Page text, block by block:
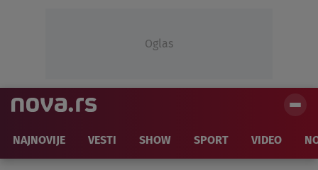
Oglas
NAJNOVIJE VESTI SHOW SPORT VIDEO